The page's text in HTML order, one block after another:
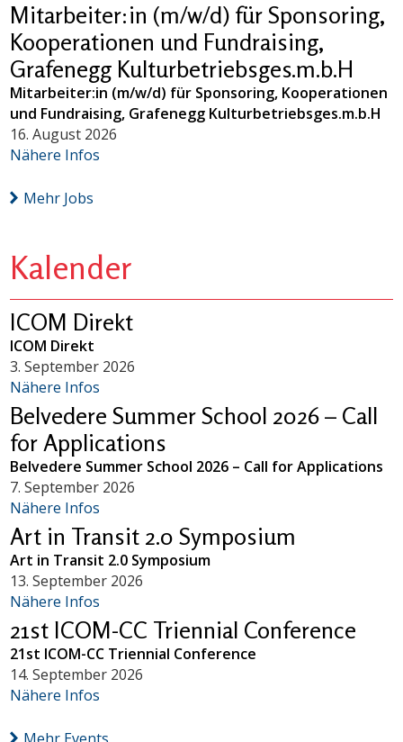
Mitarbeiter:in (m/w/d) für Sponsoring,
Kooperationen und Fundraising,
Grafenegg Kulturbetriebsges.m.b.H
Mitarbeiter:in (m/w/d) für Sponsoring, Kooperationen
und Fundraising, Grafenegg Kulturbetriebsges.m.b.H
16. August 2026
Nähere Infos
Mehr Jobs
Kalender
ICOM Direkt
ICOM Direkt
3. September 2026
Nähere Infos
Belvedere Summer School 2026 – Call
for Applications
Belvedere Summer School 2026 – Call for Applications
7. September 2026
Nähere Infos
Art in Transit 2.0 Symposium
Art in Transit 2.0 Symposium
13. September 2026
Nähere Infos
21st ICOM-CC Triennial Conference
21st ICOM-CC Triennial Conference
14. September 2026
Nähere Infos